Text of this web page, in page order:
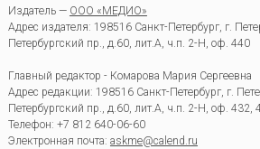
Издатель — ООО «МЕДИО»
Адрес издателя: 198516 Санкт-Петербург, г.
Петербургский пр., д.60, лит.А, ч.п. 2-Н, оф. 440
Главный редактор - Комарова Мария Сергеевна
Адрес редакции: 198516 Санкт-Петербург, г.
Петербургский пр., д.60, лит.А, ч.п. 2-Н, оф. 432,
Телефон: +7 812 640-06-60
Электронная почта: askme@calend.ru